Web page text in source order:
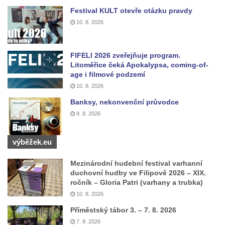
čp. 43 v Lužci nad Vltavou
Pomník obětem 2. světové války v ulici 1.
máje v Lužci nad Vltavou
Pomník obětem válek v ulici 1. máje v Lužci
nad Vltavou
Hrob Vladislava Neumana v Hostíně u
Vojkovic
Pomník obětem válek před hřbitovem v
Hostíně u Vojkovic
Kenotaf Václava Floriána na hřbitově v
Kenotaf Miloslava Švice na hřbitově v Lužci
nad Vltavou
Hrob Václava Kufnera na hřbitově v Lužci
nad Vltavou
Festival KULT otevře otázku pravdy
10. 8. 2026
FIFELI 2026 zveřejňuje program.
Litoměřice čeká Apokalypsa, coming-of-
age i filmové podzemí
10. 8. 2026
Banksy, nekonvenční průvodce
9. 8. 2026
výběžek.eu
Mezinárodní hudební festival varhanní
duchovní hudby ve Filipově 2026 – XIX.
ročník – Gloria Patri (varhany a trubka)
10. 8. 2026
Příměstský tábor 3. – 7. 8. 2026
7. 8. 2026